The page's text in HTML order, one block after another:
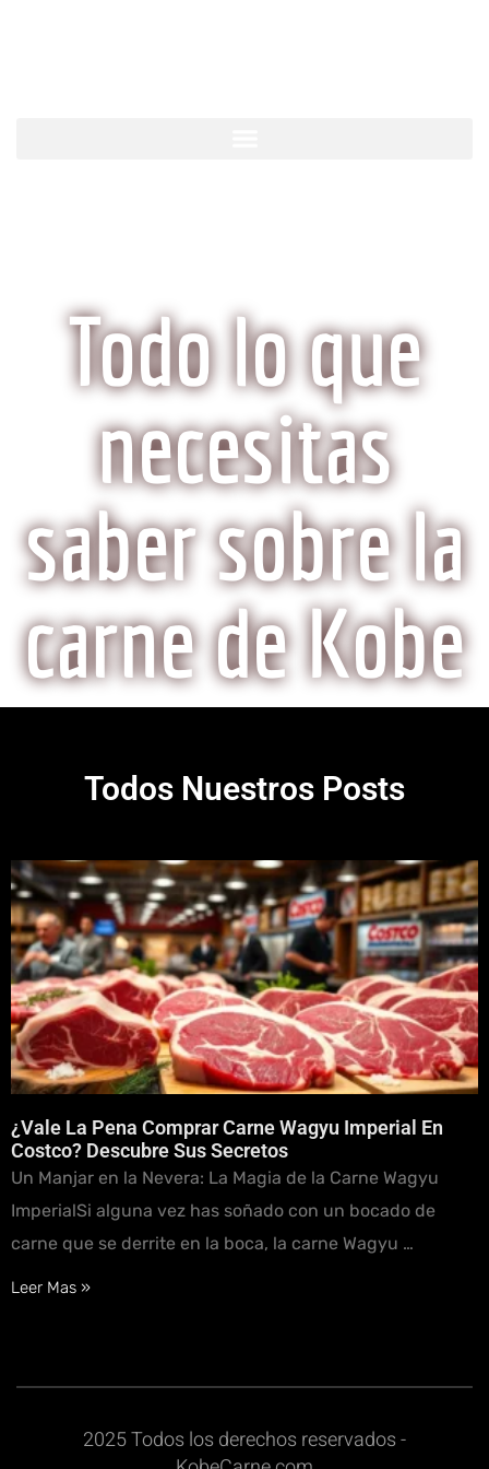
Todo lo que
necesitas
saber sobre la
carne de Kobe
Todos Nuestros Posts
¿Vale La Pena Comprar Carne Wagyu Imperial En
Costco? Descubre Sus Secretos
Un Manjar en la Nevera: La Magia de la Carne Wagyu
ImperialSi alguna vez has soñado con un bocado de
carne que se derrite en la boca, la carne Wagyu …
Leer Mas »
2025 Todos los derechos reservados -